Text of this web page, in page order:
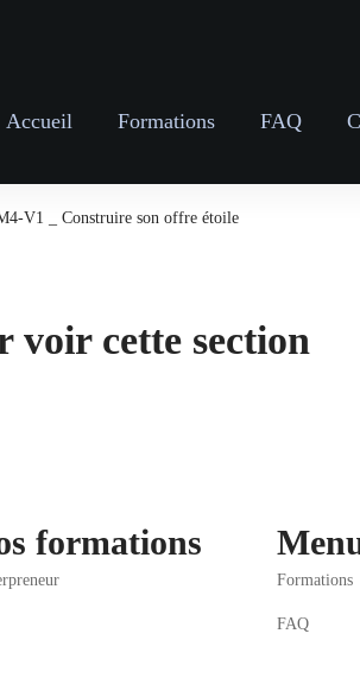
Accueil Formations FAQ
V1 _ Construire son offre étoile
voir cette section
formations
Formations
FAQ